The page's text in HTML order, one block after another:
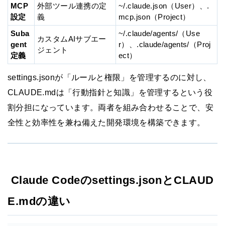
MCP
設定
外部ツール連携の定
義
~/.claude.json（User）、.
mcp.json（Project）
Suba
gent
定義
カスタムAIサブエー
ジェント
~/.claude/agents/（Use
r）、.claude/agents/（Proj
ect）
settings.jsonが「ルールと権限」を管理するのに対し、
CLAUDE.mdは「行動指針と知識」を管理するという役
割分担になっています。両者を組み合わせることで、安
全性と効率性を兼ね備えた開発環境を構築できます。
Claude Codeのsettings.jsonとCLAUD
E.mdの違い